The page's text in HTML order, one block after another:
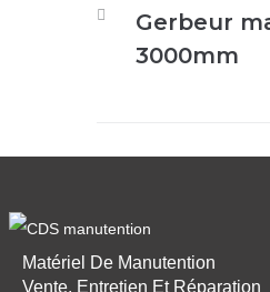
Gerbeur
3000mm
Matériel De Manutention
Vente, Entretien Et Réparation